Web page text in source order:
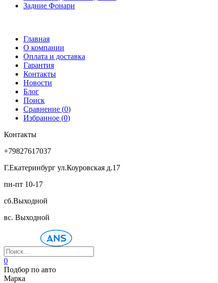
Задние Фонари
Главная
О компании
Оплата и доставка
Гарантия
Контакты
Новости
Блог
Поиск
Сравнение (0)
Избранное (0)
Контакты
+79827617037
Г.Екатеринбург ул.Коуровская д.17
пн-пт 10-17
сб.Выходной
вс. Выходной
0
Подбор по авто
Марка